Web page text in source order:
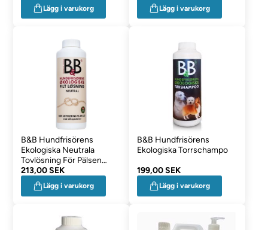
Lägg i varukorg Lägg i varukorg
B&B Hundfrisörens
Ekologiska Neutrala
Tovlösning För Pälsen
120g
213,00 SEK
Lägg i varukorg
B&B Hundfrisörens
Ekologiska Torrschampo
199,00 SEK
Lägg i varukorg